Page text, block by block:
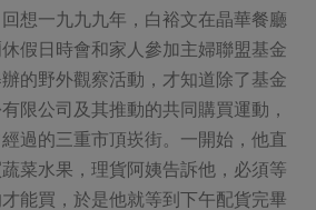
想一九九九年，白裕文在晶華餐廳
假日時會和家人參加主婦聯盟基金
的野外觀察活動，才知道除了基金
限公司及其推動的共同購買運動，
過的三重市頂崁街。一開始，他直
菜水果，理貨阿姨告訴他，必須等
能買，於是他就等到下午配貨完畢